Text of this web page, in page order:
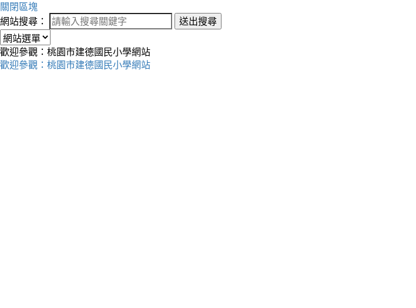
關閉區塊
網站搜尋：
送出搜尋
歡迎參觀：桃園市建德國民小學網站
歡迎參觀：桃園市建德國民小學網站